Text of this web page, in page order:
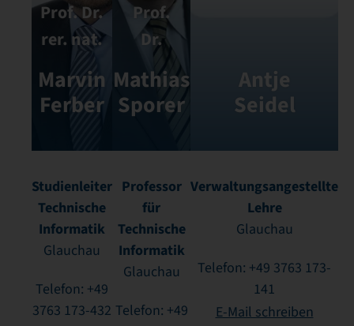
Prof. Dr.
rer. nat.
Marvin
Ferber
Studienleiter
Technische
Informatik
Glauchau
Telefon: +49
3763 173-432
Prof.
Dr.
Mathias
Sporer
Professor
für
Technische
Informatik
Glauchau
Telefon: +49
Antje
Seidel
Verwaltungsangestellte
Lehre
Glauchau
Telefon: +49 3763 173-
141
E-Mail schreiben